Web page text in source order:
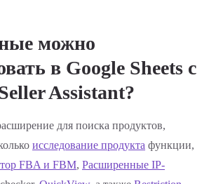
можно
в Google Sheets с
Assistant?
для поиска продуктов,
исследование продукта функции,
FBA и FBM, Расширенные IP-